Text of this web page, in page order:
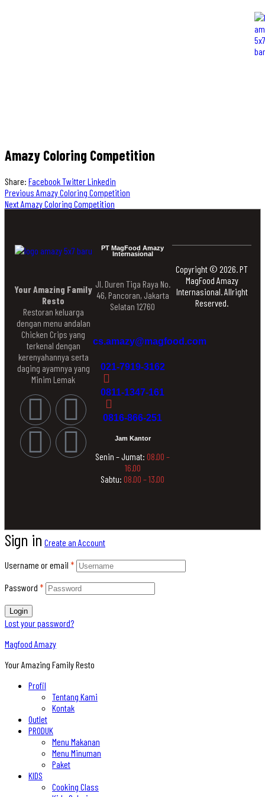
Amazy Coloring Competition
Share: FacebookTwitterLinkedin
Previous Amazy Coloring Competition
NextAmazy Coloring Competition
PT MagFood Amazy
Internasional
Jl. Duren Tiga Raya No.
46, Pancoran, Jakarta
Selatan 12760
cs.amazy@magfood.com
021-7919-3162
0811-1347-161
0816-866-251
Jam Kantor
Senin – Jumat: 08.00 –
16.00
Sabtu: 08.00 – 13.00
Your Amazing Family
Resto
Restoran keluarga
dengan menu andalan
Chicken Crips yang
terkenal dengan
kerenyahannya serta
daging ayamnya yang
Minim Lemak
Copyright © 2026. PT
MagFood Amazy
Internasional. Allright
Reserved.
Sign in Create an Account
Username or email *
Password *
Login
Lost your password?
Magfood Amazy
Your Amazing Family Resto
Profil
Tentang Kami
Kontak
Outlet
PRODUK
Menu Makanan
Menu Minuman
Paket
KIDS
Cooking Class